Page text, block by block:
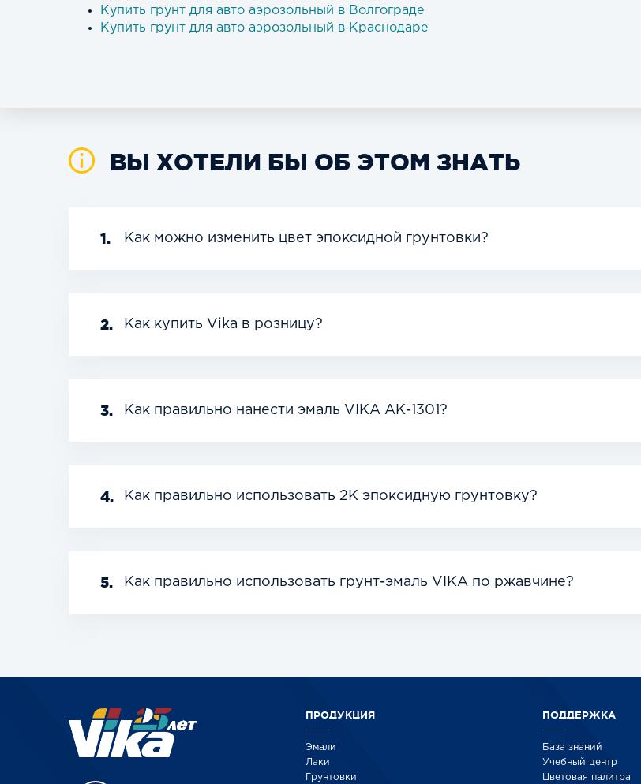
Купить грунт для авто аэрозольный в Волгограде
Купить грунт для авто аэрозольный в Краснодаре
ВЫ ХОТЕЛИ БЫ ОБ ЭТОМ ЗНАТЬ
1. Как можно изменить цвет эпоксидной грунтовки?
2. Как купить Vika в розницу?
3. Как правильно нанести эмаль VIKA АК-1301?
4. Как правильно использовать 2К эпоксидную грунтовку?
5. Как правильно использовать грунт-эмаль VIKA по ржавчине?
ПРОДУКЦИЯ
Эмали
Лаки
Грунтовки
ПОДДЕРЖКА
База знаний
Учебный центр
Цветовая палитра